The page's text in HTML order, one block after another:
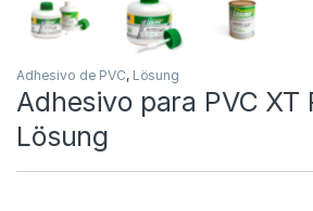
Adhesivo de PVC, Lösung
Adhesivo para PVC XT
Lösung